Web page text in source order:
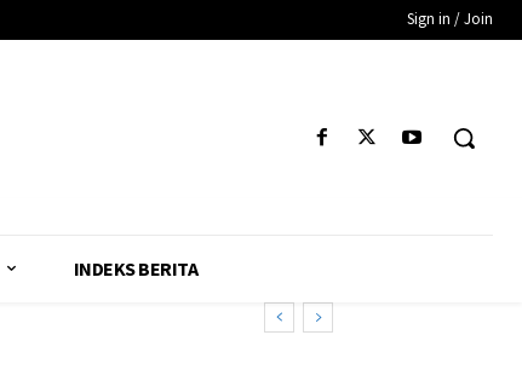
Sign in / Join
INDEKS BERITA